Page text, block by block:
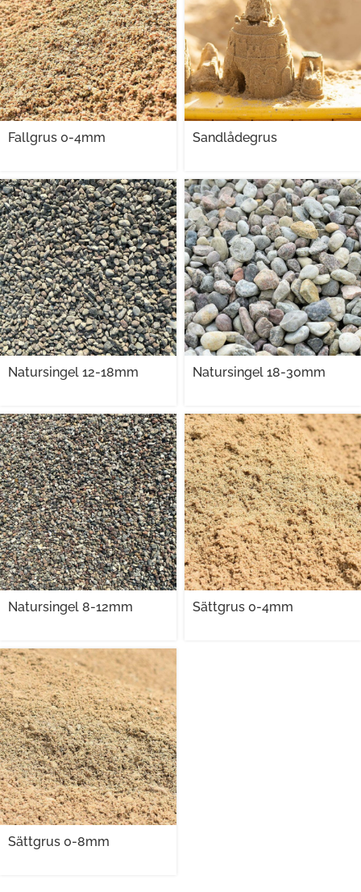
Fallgrus 0-4mm Sandlådegrus
Natursingel 12-18mm Natursingel 18-30mm
Natursingel 8-12mm Sättgrus 0-4mm
Sättgrus 0-8mm